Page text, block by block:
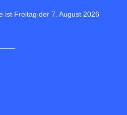
Freitag der 7. August 2026 | Morgen